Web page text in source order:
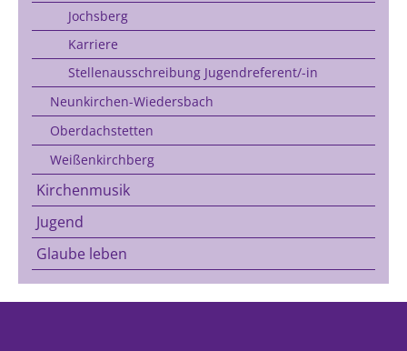
Jochsberg
Karriere
Stellenausschreibung Jugendreferent/-in
Neunkirchen-Wiedersbach
Oberdachstetten
Weißenkirchberg
Kirchenmusik
Jugend
Glaube leben